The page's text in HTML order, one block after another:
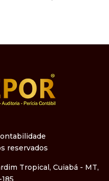
reservados
Tropical, Cuiabá - MT,